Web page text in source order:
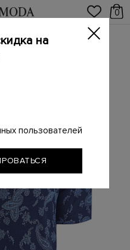
0
/ Футболки
пейсли
на
пользователей